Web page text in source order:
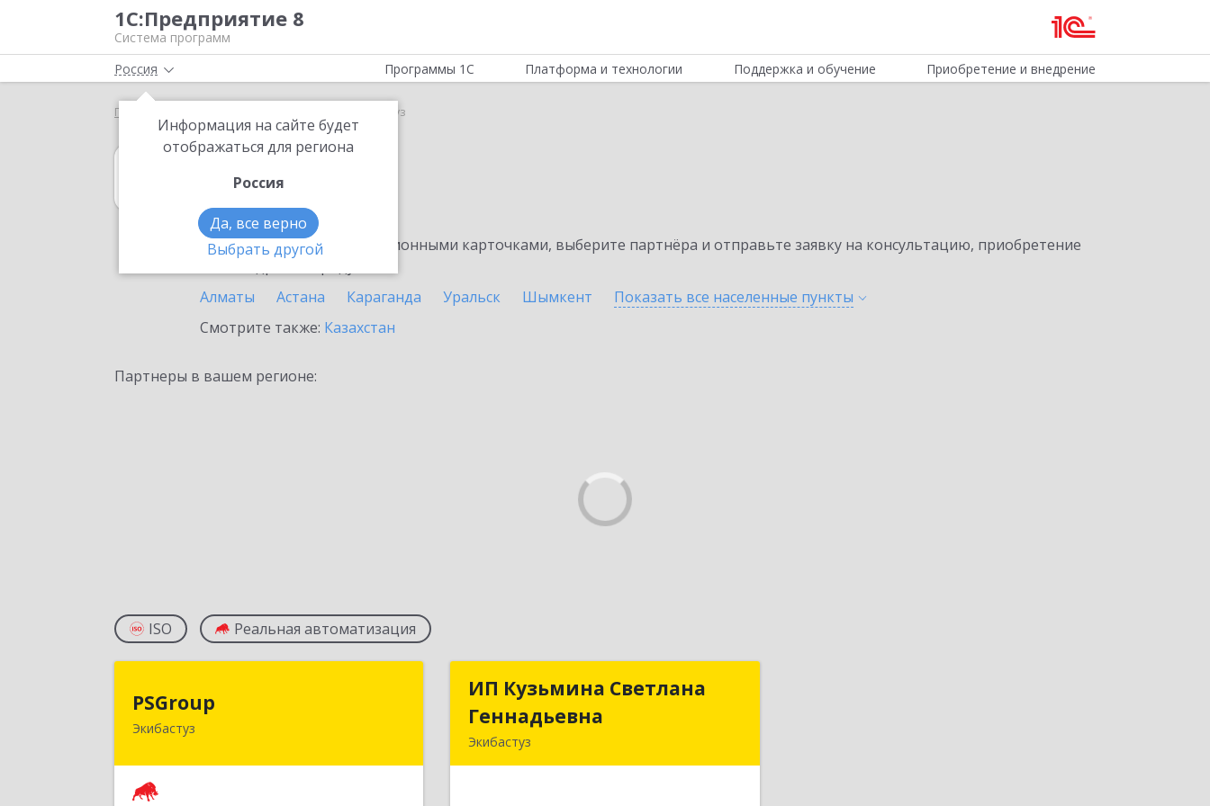
1С:Предприятие 8
Система программ
Россия
Информация на сайте будет
отображаться для региона
Россия
Да, все верно
Выбрать другой
Программы 1С Платформа и технологии Поддержка и обучение Приобретение и внедрение
Главная Экибастуз
1С:Касса
в Экибастузе
Ознакомьтесь с информационными карточками, выберите партнёра и отправьте заявку на консультацию, приобретение
Алматы
Астана Караганда Уральск Шымкент Показать все населенные пункты
Смотрите также: Казахстан
Партнеры в вашем регионе:
ISO Реальная автоматизация
PSGroup
Экибастуз
КАЗАХСТАН, 141200, Павлодарская
ИП Кузьмина Светлана
Геннадьевна
Экибастуз
ИП Кузьмина Светлана